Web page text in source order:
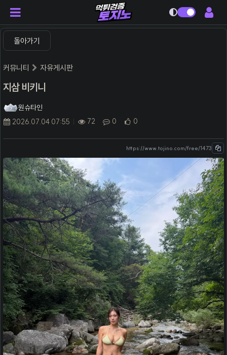
다크모드
돌아가기
커뮤니티 자유게시판
지삼 비키니
원슈타인
2026.07.04 07:55
72 0 0
https://www.tojino.com/free/1473
본문